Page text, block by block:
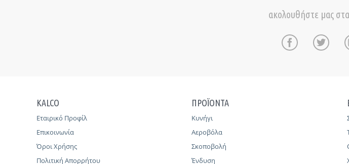
ακολουθήστε μας
KALCO
Εταιρικό Προφίλ
Επικοινωνία
Όροι Χρήσης
Πολιτική Απορρήτου
ΠΡΟΪΟΝΤΑ
Κυνήγι
Αεροβόλα
Σκοποβολή
Ένδυση